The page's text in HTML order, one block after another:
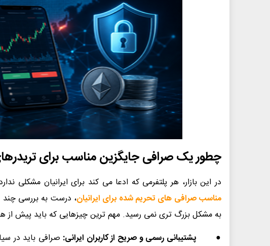
چطور یک صرافی جایگزین مناسب برای
در این بازار، هر پلتفرمی که ادعا می کند برای ایرانیان مشکلی
مناسب صرافی های تحریم شده برای ایرانیان، درست به بررسی چند
به مشکل بزرگ تری نمی رسید. مهم ترین چیزهایی که باید پیش از
●پشتیبانی رسمی و صریح از کاربران ایرانی: صرافی باید در